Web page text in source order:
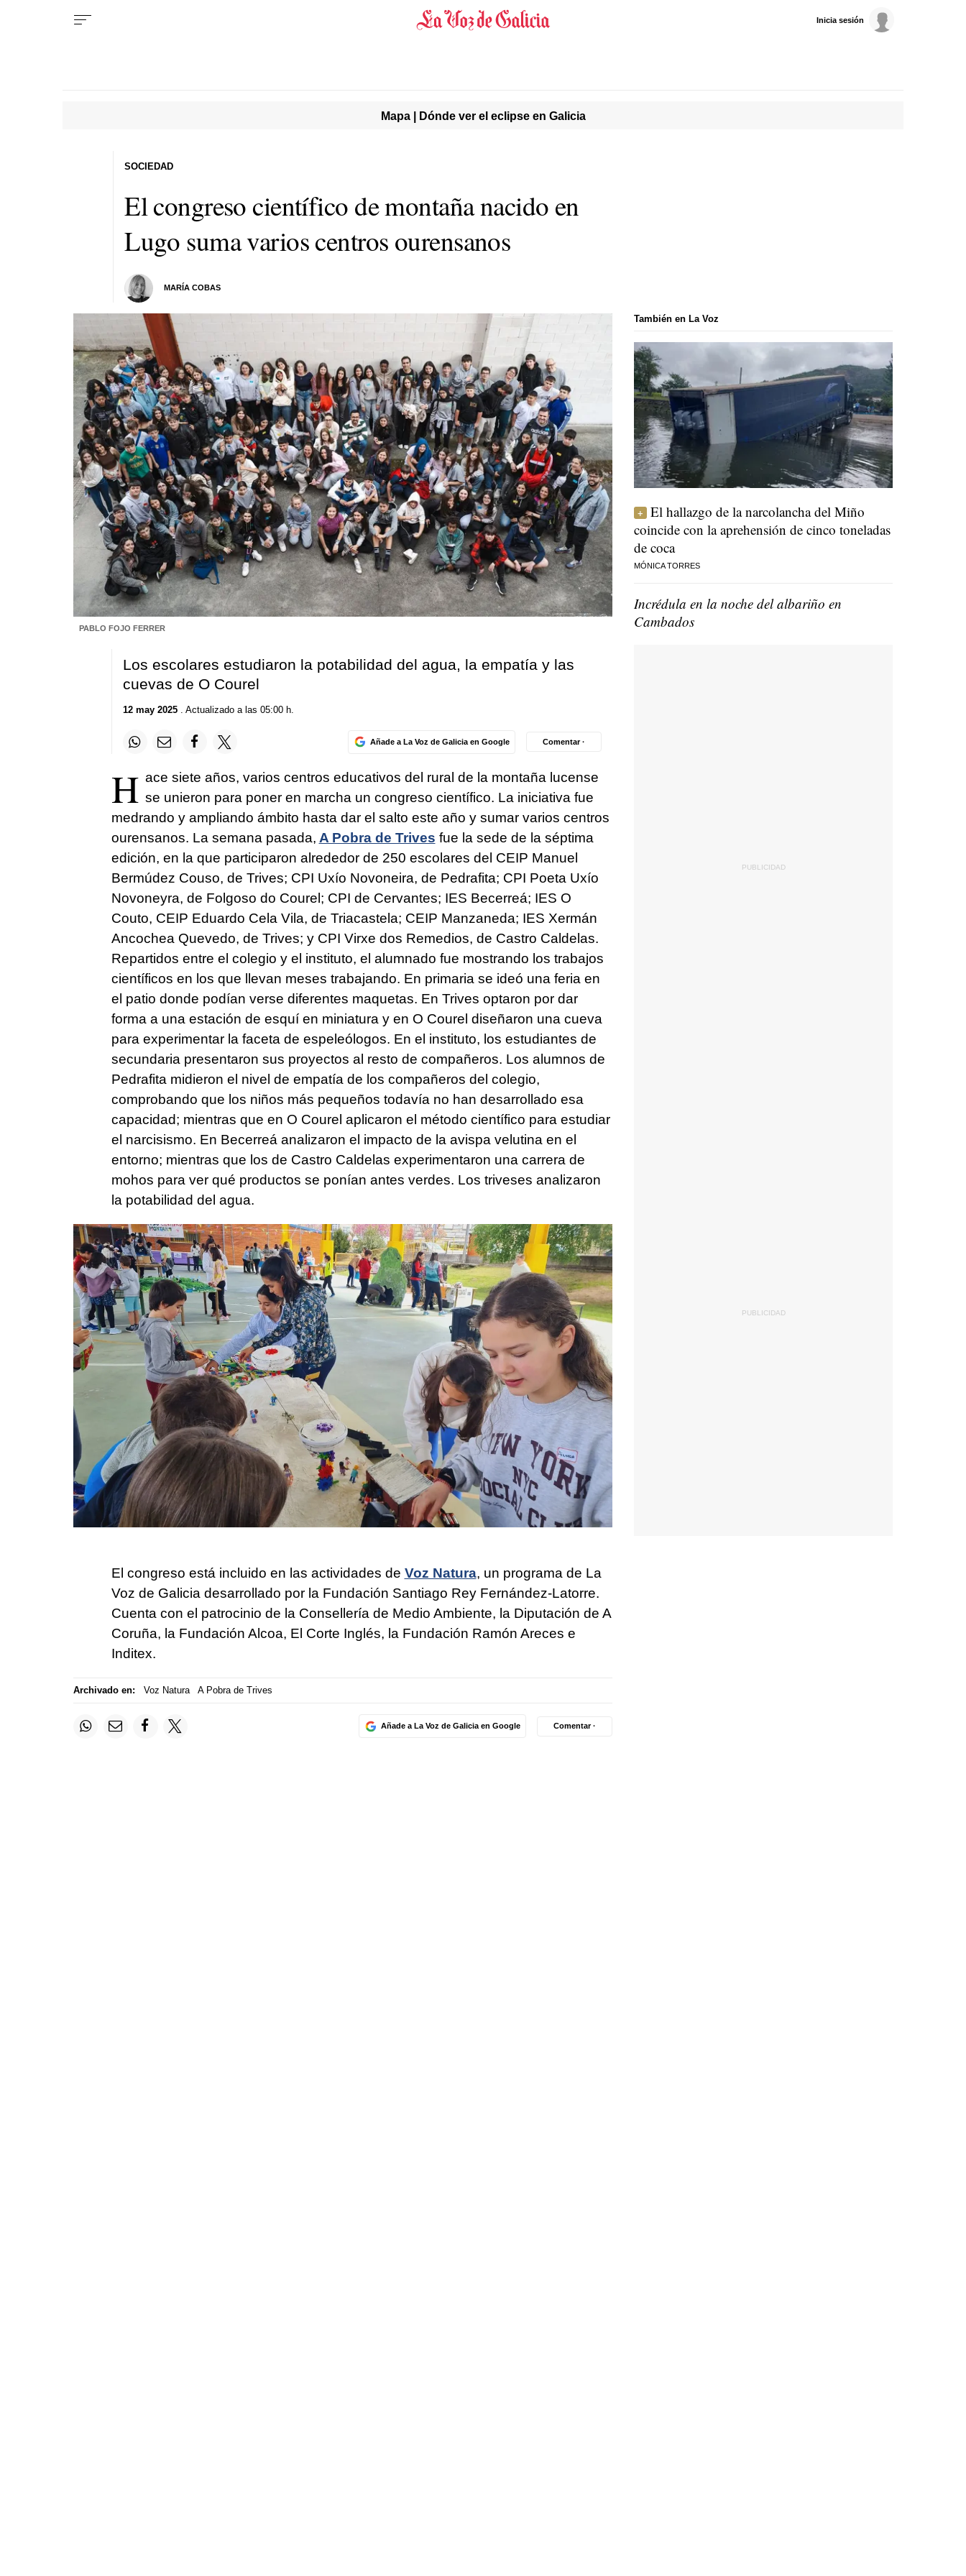
Inicia sesión
Mapa | Dónde ver el eclipse en Galicia
El congreso científico de montaña nacido en
Lugo suma varios centros ourensanos
MARÍA COBAS
SOCIEDAD
PABLO FOJO FERRER
Los escolares estudiaron la potabilidad del agua, la empatía y las
cuevas de O Courel
12 may 2025. Actualizado a las 05:00 h.
Añade a La Voz de Galicia en Google Comentar ·
H ace siete años, varios centros educativos del rural de la montaña lucense
se unieron para poner en marcha un congreso científico. La iniciativa fue
medrando y ampliando ámbito hasta dar el salto este año y sumar varios centros
ourensanos. La semana pasada, A Pobra de Trives fue la sede de la séptima
edición, en la que participaron alrededor de 250 escolares del CEIP Manuel
Bermúdez Couso, de Trives; CPI Uxío Novoneira, de Pedrafita; CPI Poeta Uxío
Novoneyra, de Folgoso do Courel; CPI de Cervantes; IES Becerreá; IES O
Couto, CEIP Eduardo Cela Vila, de Triacastela; CEIP Manzaneda; IES Xermán
Ancochea Quevedo, de Trives; y CPI Virxe dos Remedios, de Castro Caldelas.
Repartidos entre el colegio y el instituto, el alumnado fue mostrando los trabajos
científicos en los que llevan meses trabajando. En primaria se ideó una feria en
el patio donde podían verse diferentes maquetas. En Trives optaron por dar
forma a una estación de esquí en miniatura y en O Courel diseñaron una cueva
para experimentar la faceta de espeleólogos. En el instituto, los estudiantes de
secundaria presentaron sus proyectos al resto de compañeros. Los alumnos de
Pedrafita midieron el nivel de empatía de los compañeros del colegio,
comprobando que los niños más pequeños todavía no han desarrollado esa
capacidad; mientras que en O Courel aplicaron el método científico para estudiar
el narcisismo. En Becerreá analizaron el impacto de la avispa velutina en el
entorno; mientras que los de Castro Caldelas experimentaron una carrera de
mohos para ver qué productos se ponían antes verdes. Los triveses analizaron
la potabilidad del agua.
El congreso está incluido en las actividades de Voz Natura, un programa de La
Voz de Galicia desarrollado por la Fundación Santiago Rey Fernández-Latorre.
Cuenta con el patrocinio de la Consellería de Medio Ambiente, la Diputación de A
Coruña, la Fundación Alcoa, El Corte Inglés, la Fundación Ramón Areces e
Inditex.
Archivado en: Voz Natura A Pobra de Trives
Añade a La Voz de Galicia en Google Comentar ·
También en La Voz
El hallazgo de la narcolancha del Miño
coincide con la aprehensión de cinco toneladas
de coca
MÓNICA TORRES
Incrédula en la noche del albariño en
Cambados